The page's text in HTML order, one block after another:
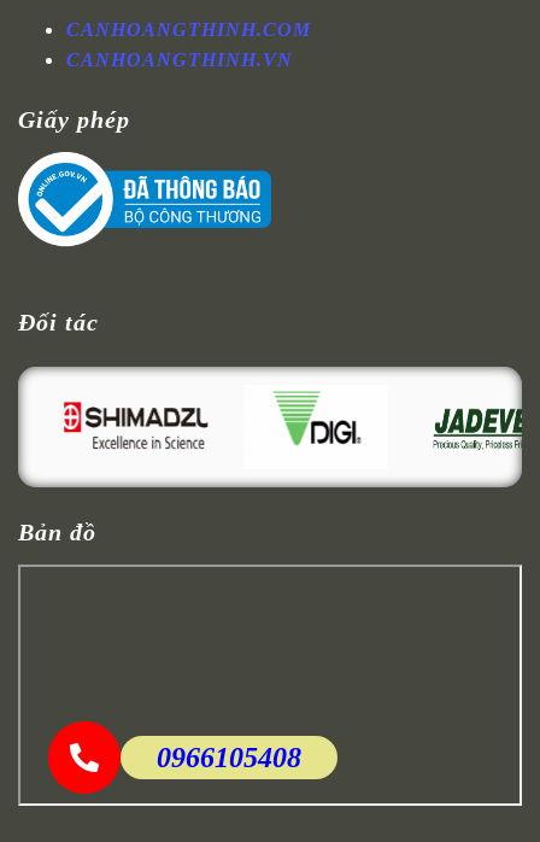
0966105408
CANHOANGTHINH.COM
CANHOANGTHINH.VN
Giấy phép
Đối tác
Bản đồ